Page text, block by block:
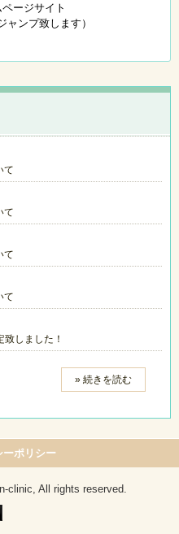
ージサイト
ャンプ致します）
て
て
て
て
しました！
» 続きを読む
ーポリシー
clinic, All rights reserved.